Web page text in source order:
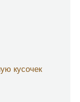
кусочек